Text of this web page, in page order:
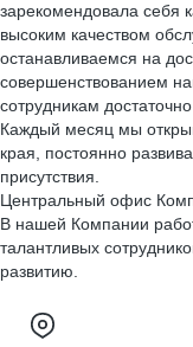
зарекомендовала себя
высоким качеством
останавливаемся на
совершенствованием
сотрудникам
Каждый месяц мы
края, постоянно
присутствия.
Центральный офис
В нашей Компании
талантливых
развитию.